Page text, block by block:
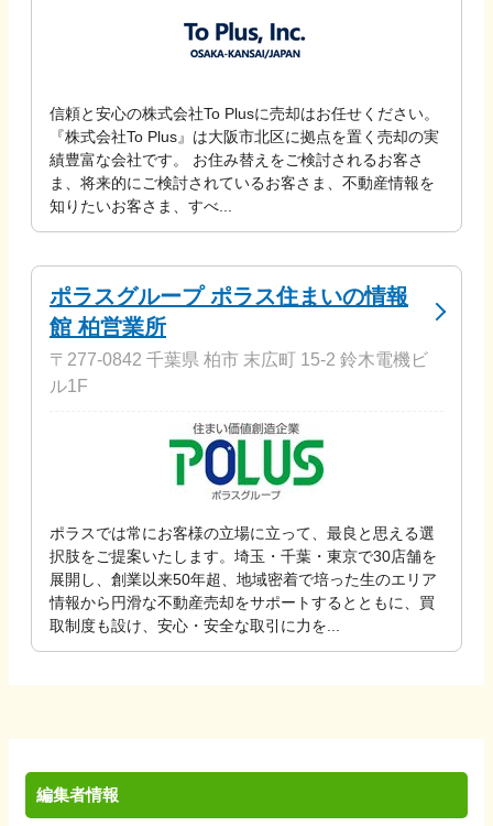
信頼と安心の株式会社To Plusに売却はお任せください。
『株式会社To Plus』は大阪市北区に拠点を置く売却の実
績豊富な会社です。 お住み替えをご検討されるお客さ
ま、将来的にご検討されているお客さま、不動産情報を
知りたいお客さま、すべ...
ポラスグループ ポラス住まいの情報
館 柏営業所
〒277-0842 千葉県 柏市 末広町 15-2 鈴木電機ビ
ル1F
ポラスでは常にお客様の立場に立って、最良と思える選
択肢をご提案いたします。埼玉・千葉・東京で30店舗を
展開し、創業以来50年超、地域密着で培った生のエリア
情報から円滑な不動産売却をサポートするとともに、買
取制度も設け、安心・安全な取引に力を...
編集者情報